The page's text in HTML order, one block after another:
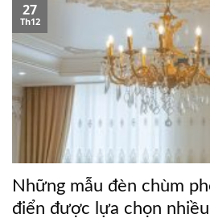
Những mẫu đèn chùm
điển được lựa chọn
27
Th12